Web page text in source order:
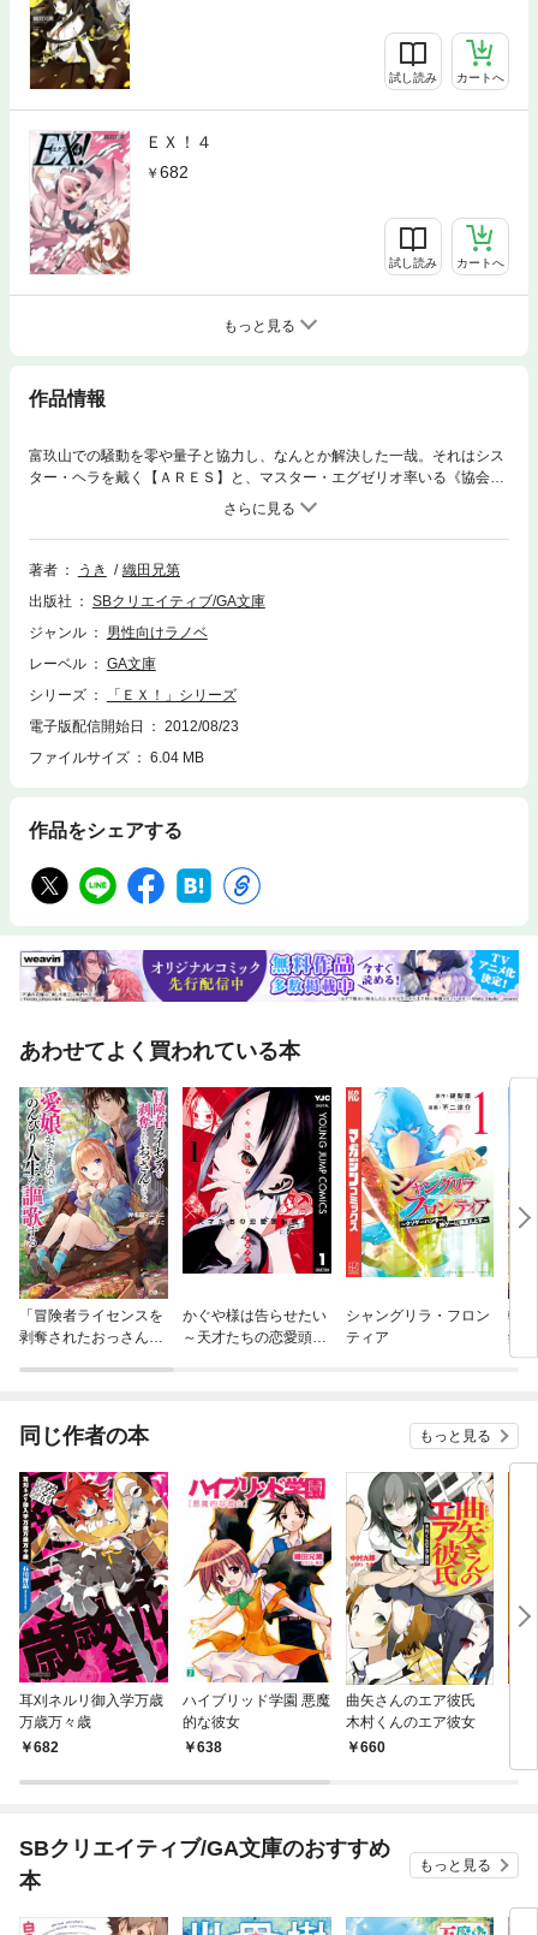
試し読み カートへ
ＥＸ！４
682
試し読み カートへ
もっと見る
作品情報
富玖山での騒動を零や量子と協力し、なんとか解決した一哉。それはシス
ター・ヘラを戴く【ＡＲＥＳ】と、マスター・エグゼリオ率いる《協会》
の、今後の新たな関係を象徴するような出来ごとだった。一方で、《協
会》に属することをよしとしない第一世代のエクスターたちは、ドクター
グレイを追撃するため独自の作戦を行っていた。だが、そんな彼らの前
に、恐るべき力を持つ存在・降魔体が、出現する。エクスターたちに壊滅
真とともに由良もいるはずの本部を守るため、一哉は仲間たちと迎撃に向
かうが――！？ ※電子版は文庫版と一部異なる場合がありますので、あ
著者 うき
織田兄第
出版社
SBクリエイティブ/GA文庫
ジャンル
男性向けラノベ
レーベル
GA文庫
シリーズ
「ＥＸ！」シリーズ
電子版配信開始日
2012/08/23
ファイルサイズ
6.04 MB
作品をシェアする
あわせてよく買われている本
「冒険者ライセンスを
剥奪されたおっさんだ
かぐや様は告らせたい
～天才たちの恋愛頭脳
シャングリラ・フロン
ティア
転
録
同じ作者の本 もっと見る
耳刈ネルリ御入学万歳
万歳万々歳
682
ハイブリッド学園 悪魔
的な彼女
638
曲矢さんのエア彼氏
木村くんのエア彼女
660
SBクリエイティブ/GA文庫のおすすめ
本
もっと見る